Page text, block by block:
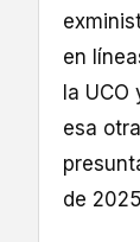
en
la
esa
de